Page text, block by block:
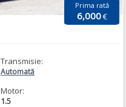
Prima rată
6,000€
Transmisie:
Automată
Motor:
1.5